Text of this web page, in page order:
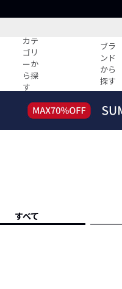
カテ
ゴリ
ーか
ら探
す
ブラ
ンド
から
探す
すべての記
人気記事
すべて